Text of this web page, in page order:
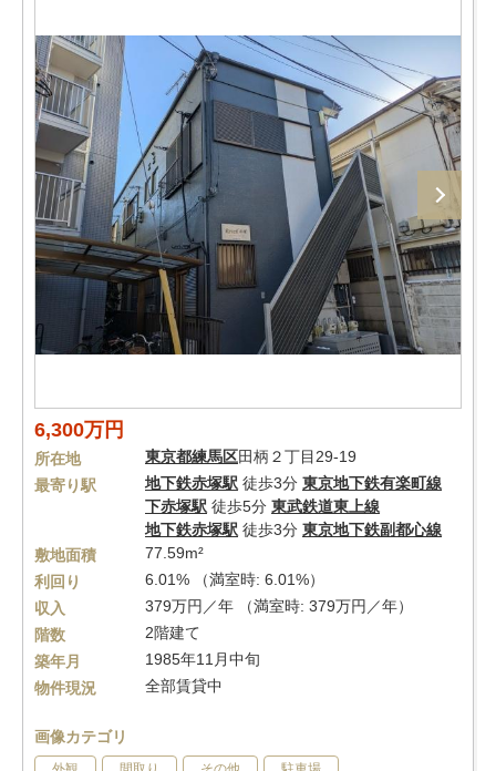
6,300万円
所在地 東京都練馬区田柄２丁目29-19
最寄り駅
地下鉄赤塚駅 徒歩3分 東京地下鉄有楽町線
下赤塚駅 徒歩5分 東武鉄道東上線
地下鉄赤塚駅 徒歩3分 東京地下鉄副都心線
敷地面積
77.59m²
利回り
6.01% （満室時: 6.01%）
収入
379万円／年 （満室時: 379万円／年）
階数
2階建て
築年月
1985年11月中旬
物件現況
全部賃貸中
画像カテゴリ